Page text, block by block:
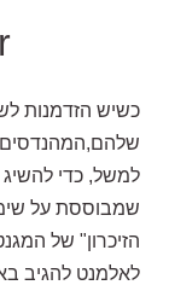
כשיש הזדמנות
למשל, כדי
שמבוססת על
הזיכרון" של
לאלמנט להגיב